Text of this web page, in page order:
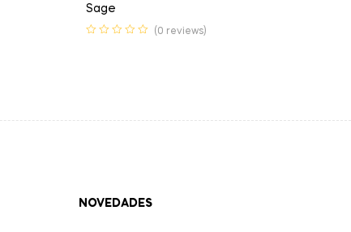
Sage
(0 reviews)
NOVEDADES